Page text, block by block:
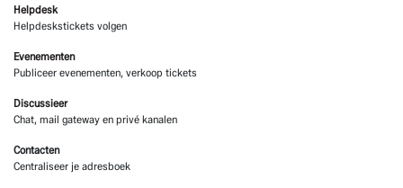
Helpdesk
Helpdeskstickets volgen
Evenementen
Publiceer evenementen, verkoop tickets
Discussieer
Chat, mail gateway en privé kanalen
Contacten
Centraliseer je adresboek